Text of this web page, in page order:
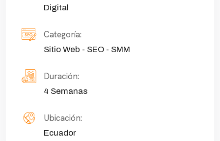
Digital
Categoría:
Sitio Web - SEO - SMM
Duración:
4 Semanas
Ubicación:
Ecuador